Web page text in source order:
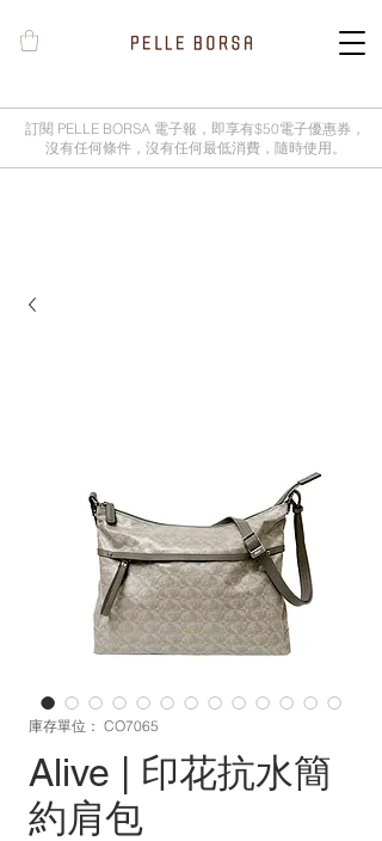
訂閱 PELLE BORSA 電子報，即享有$50電子優惠券，
沒有任何條件，沒有任何最低消費，隨時使用。
庫存單位： CO7065
Alive | 印花抗水簡
約肩包